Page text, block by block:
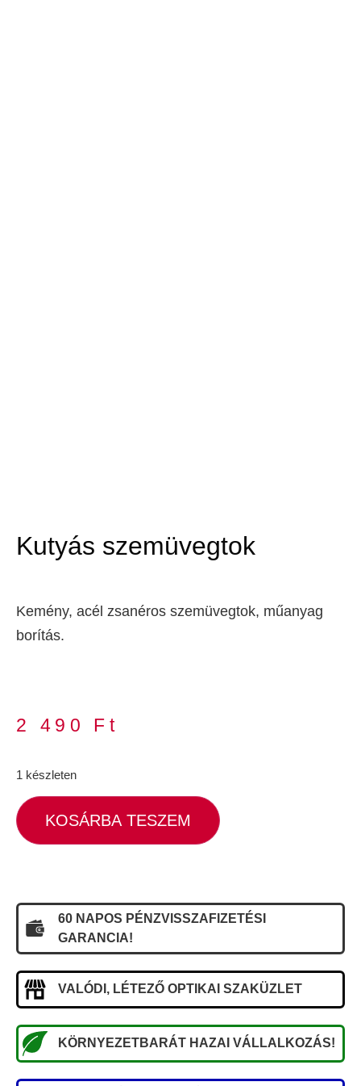
Kutyás szemüvegtok
Kemény, acél zsanéros szemüvegtok, műanyag
borítás.
2 490 Ft
1 készleten
KOSÁRBA TESZEM
60 NAPOS PÉNZVISSZAFIZETÉSI
GARANCIA!
VALÓDI, LÉTEZŐ OPTIKAI SZAKÜZLET
KÖRNYEZETBARÁT HAZAI VÁLLALKOZÁS!